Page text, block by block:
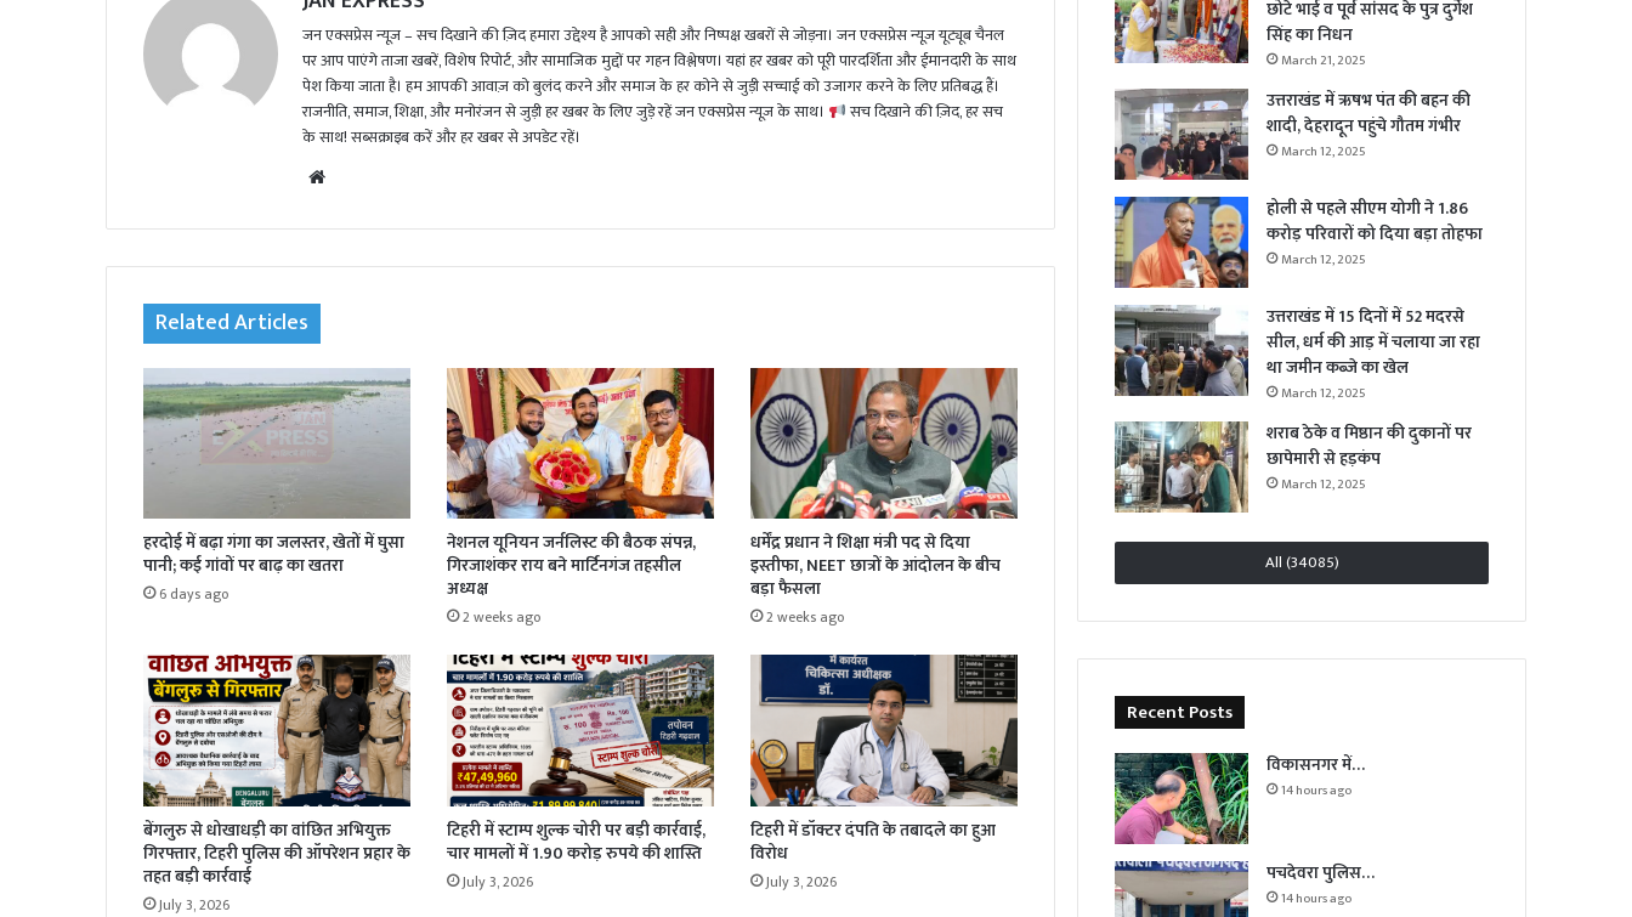
जन एक्सप्रेस न्यूज़ – सच दिखाने की ज़िद हमारा उद्देश्य है आपको सही और निष्पक्ष खबरों से जोड़ना। जन एक्सप्रेस न्यूज़ यूट्यूब चैनल
पर आप पाएंगे ताजा खबरें, विशेष रिपोर्ट, और सामाजिक मुद्दों पर गहन विश्लेषण। यहां हर खबर को पूरी पारदर्शिता और ईमानदारी के साथ
पेश किया जाता है। हम आपकी आवाज़ को बुलंद करने और समाज के हर कोने से जुड़ी सच्चाई को उजागर करने के लिए प्रतिबद्ध हैं।
राजनीति, समाज, शिक्षा, और मनोरंजन से जुड़ी हर खबर के लिए जुड़े रहें जन एक्सप्रेस न्यूज़ के साथ।
सच दिखाने की ज़िद, हर सच
के साथ! सब्सक्राइब करें और हर खबर से अपडेट रहें।
te
Related Articles
हरदोई में बढ़ा गंगा का जलस्तर, खेतों में घुसा
पानी; कई गांवों पर बाढ़ का खतरा
6 days ago
नेशनल यूनियन जर्नलिस्ट की बैठक संपन्न,
गिरजाशंकर राय बने मार्टिनगंज तहसील
अध्यक्ष
2 weeks ago
धर्मेंद्र प्रधान ने शिक्षा मंत्री पद से दिया
इस्तीफा, NEET छात्रों के आंदोलन के बीच
बड़ा फैसला
2 weeks ago
बेंगलुरु से धोखाधड़ी का वांछित अभियुक्त
गिरफ्तार, टिहरी पुलिस की ऑपरेशन प्रहार के
तहत बड़ी कार्रवाई
July 3, 2026
टिहरी में स्टाम्प शुल्क चोरी पर बड़ी कार्रवाई,
चार मामलों में 1.90 करोड़ रुपये की शास्ति
July 3, 2026
टिहरी में डॉक्टर दंपति के तबादले का हुआ
विरोध
July 3, 2026
छोटे भाई व पूर्व सांसद के पुत्र दुर्गेश
सिंह का निधन
March 21, 2025
उत्तराखंड में ऋषभ पंत की बहन की
शादी, देहरादून पहुंचे गौतम गंभीर
March 12, 2025
होली से पहले सीएम योगी ने 1.86
करोड़ परिवारों को दिया बड़ा तोहफा
March 12, 2025
उत्तराखंड में 15 दिनों में 52 मदरसे
सील, धर्म की आड़ में चलाया जा रहा
था जमीन कब्जे का खेल
March 12, 2025
शराब ठेके व मिष्ठान की दुकानों पर
छापेमारी से हड़कंप
March 12, 2025
All (34085)
Recent Posts
विकासनगर में…
14 hours ago
पचदेवरा पुलिस…
14 hours ago